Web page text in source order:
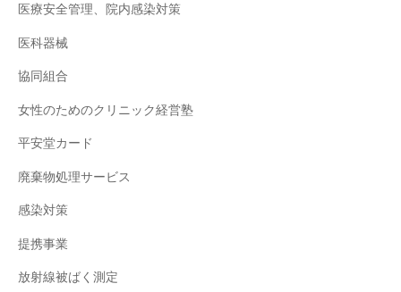
医療安全管理、院内感染対策
医科器械
協同組合
女性のためのクリニック経営塾
平安堂カード
廃棄物処理サービス
感染対策
提携事業
放射線被ばく測定